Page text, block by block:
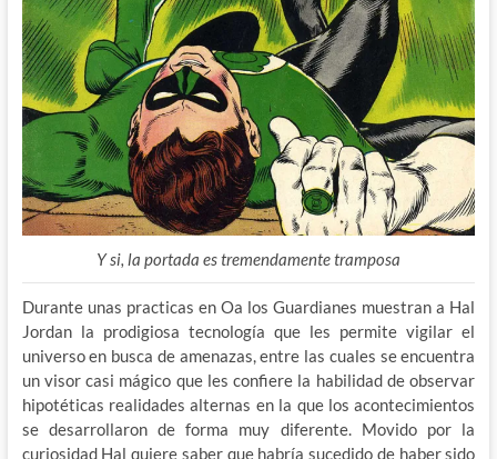
Y si, la portada es tremendamente tramposa
Durante unas practicas en Oa los Guardianes muestran a Hal
Jordan la prodigiosa tecnología que les permite vigilar el
universo en busca de amenazas, entre las cuales se encuentra
un visor casi mágico que les confiere la habilidad de observar
hipotéticas realidades alternas en la que los acontecimientos
se desarrollaron de forma muy diferente. Movido por la
curiosidad Hal quiere saber que habría sucedido de haber sido